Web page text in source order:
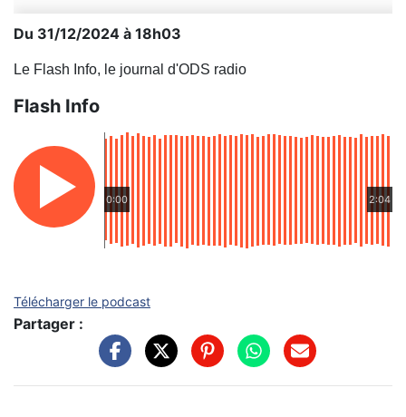
Du 31/12/2024 à 18h03
Le Flash Info, le journal d'ODS radio
Flash Info
0:00 2:04
Télécharger le podcast
Partager :